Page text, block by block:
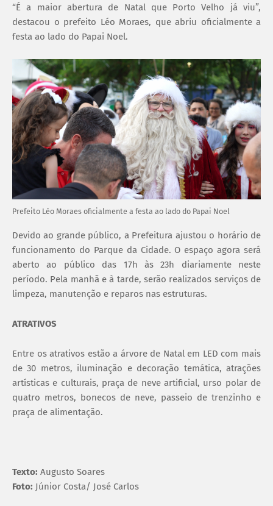
“É a maior abertura de Natal que Porto Velho já viu”,
destacou o prefeito Léo Moraes, que abriu oficialmente a
festa ao lado do Papai Noel.
Prefeito Léo Moraes oficialmente a festa ao lado do Papai Noel
Devido ao grande público, a Prefeitura ajustou o horário de
funcionamento do Parque da Cidade. O espaço agora será
aberto ao público das 17h às 23h diariamente neste
período. Pela manhã e à tarde, serão realizados serviços de
limpeza, manutenção e reparos nas estruturas.
ATRATIVOS
Entre os atrativos estão a árvore de Natal em LED com mais
de 30 metros, iluminação e decoração temática, atrações
artísticas e culturais, praça de neve artificial, urso polar de
quatro metros, bonecos de neve, passeio de trenzinho e
praça de alimentação.
Texto: Augusto Soares
Foto: Júnior Costa/ José Carlos